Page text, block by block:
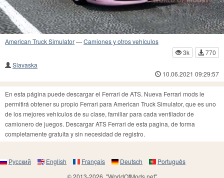
American Truck Simulator—Camiones y otros vehículos
3k
770
Slavaska
10.06.2021 09:29:57
En esta página puede descargar el Ferrari de ATS. Nueva Ferrari mods le
permitirá obtener su propio Ferrari para American Truck Simulator, que es uno
de los mejores vehículos de su clase, familiar para cada ventilador de
camionero de juegos. Descargar ATS Ferrari de esta pagina, de forma
completamente gratuita y sin necesidad de registro.
Русский English Français Deutsch
Português
© 2013-2026, "WorldOfMods.net"